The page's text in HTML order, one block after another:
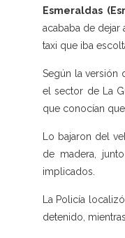
Esmeraldas
acababa de dejar
taxi que iba
Según la versión
el sector de La
que conocían
Lo bajaron del
de madera,
implicados.
La Policía
detenido,